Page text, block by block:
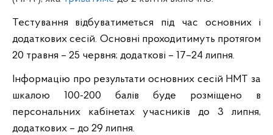
Тестування відбуватиметься під час основних і
додаткових сесій. Основні проходитимуть протягом
20 травня – 25 червня; додаткові – 17–24 липня.
Інформацію про результати основних сесій НМТ за
шкалою 100-200 балів буде розміщено в
персональних кабінетах учасників до 3 липня,
додаткових – до 29 липня.